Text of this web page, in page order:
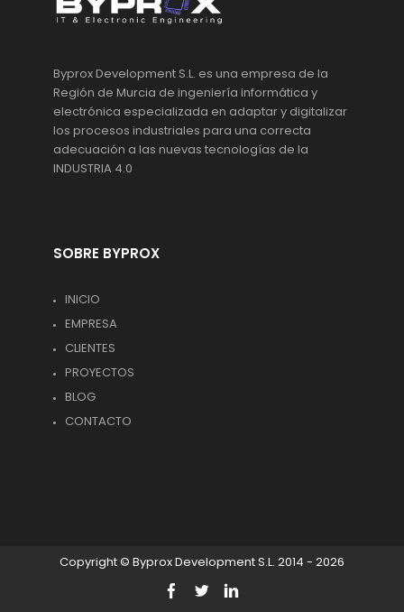
Byprox Development S.L. es una empresa de la
Región de Murcia de ingeniería informática y
electrónica especializada en adaptar y digitalizar
los procesos industriales para una correcta
adecuación a las nuevas tecnologías de la
INDUSTRIA 4.0
SOBRE BYPROX
INICIO
EMPRESA
CLIENTES
PROYECTOS
BLOG
CONTACTO
Copyright © Byprox Development S.L. 2014 - 2026